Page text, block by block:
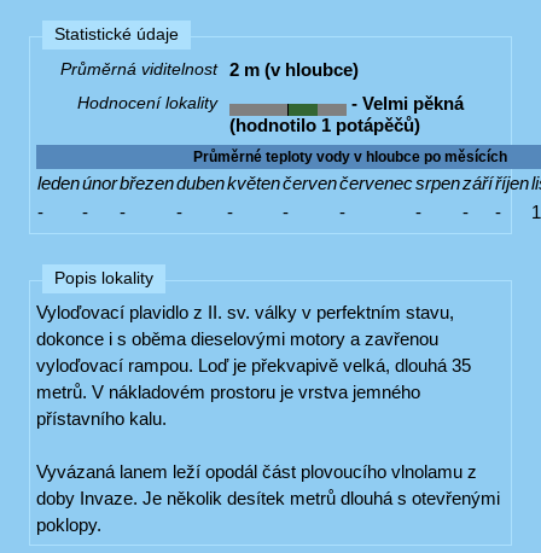
Statistické údaje
Průměrná viditelnost
2 m (v hloubce)
Hodnocení lokality
- Velmi pěkná
(hodnotilo 1 potápěčů)
Průměrné teploty vody v hloubce po měsících
ledenúnorbřezendubenkvětenčervenčervenecsrpenzáříříjen
-
- - - - - - - - -
Popis lokality
Vyloďovací plavidlo z II. sv. války v perfektním stavu,
dokonce i s oběma dieselovými motory a zavřenou
vyloďovací rampou. Loď je překvapivě velká, dlouhá 35
metrů. V nákladovém prostoru je vrstva jemného
přístavního kalu.
Vyvázaná lanem leží opodál část plovoucího vlnolamu z
doby Invaze. Je několik desítek metrů dlouhá s otevřenými
poklopy.